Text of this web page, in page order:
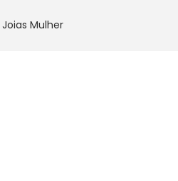
Joias Mulher